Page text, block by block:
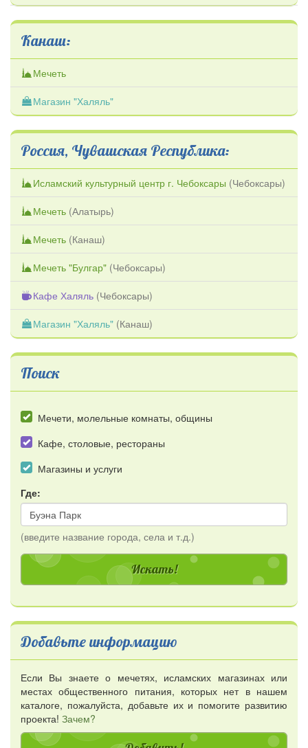
Канаш:
Мечеть
Магазин "Халяль"
Россия, Чувашская Республика:
Исламский культурный центр г. Чебоксары (Чебоксары)
Мечеть (Алатырь)
Мечеть (Канаш)
Мечеть "Булгар" (Чебоксары)
Кафе Халяль (Чебоксары)
Магазин "Халяль" (Канаш)
Поиск
Мечети, молельные комнаты, общины
Кафе, столовые, рестораны
Магазины и услуги
Где:
(введите название города, села и т.д.)
Добавьте информацию
Если Вы знаете о мечетях, исламских магазинах или
местах общественного питания, которых нет в нашем
каталоге, пожалуйста, добавьте их и помогите развитию
проекта! Зачем?